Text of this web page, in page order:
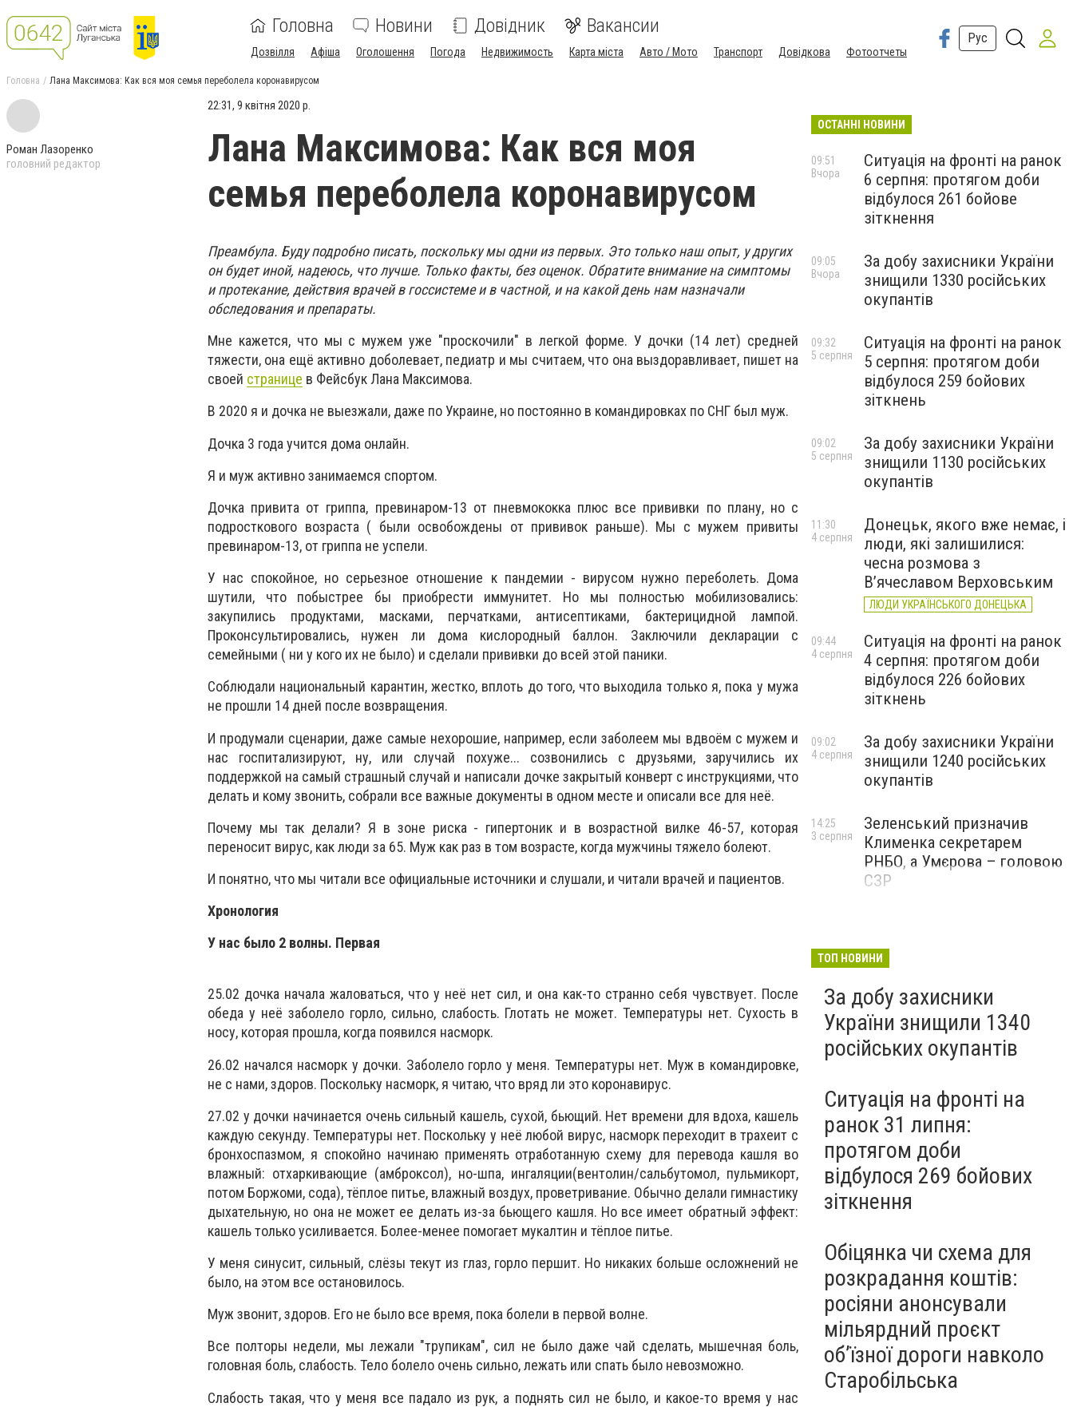
Головна Новини Довідник Вакансии
Дозвілля Афіша Оголошення Погода Недвижимость Карта міста Авто / Мото Транспорт Довідкова Фотоотчеты
Рус
Головна Лана Максимова: Как вся моя семья переболела коронавирусом
Роман Лазоренко
головний редактор
22:31, 9 квітня 2020 р.
Лана Максимова: Как вся моя
семья переболела коронавирусом
Преамбула. Буду подробно писать, поскольку мы одни из первых. Это только наш опыт, у других
он будет иной, надеюсь, что лучше. Только факты, без оценок. Обратите внимание на симптомы
и протекание, действия врачей в госсистеме и в частной, и на какой день нам назначали
обследования и препараты.
Мне кажется, что мы с мужем уже "проскочили" в легкой форме. У дочки (14 лет) средней
тяжести, она ещё активно доболевает, педиатр и мы считаем, что она выздоравливает, пишет на
своей странице в Фейсбук Лана Максимова.
В 2020 я и дочка не выезжали, даже по Украине, но постоянно в командировках по СНГ был муж.
Дочка 3 года учится дома онлайн.
Я и муж активно занимаемся спортом.
Дочка привита от гриппа, превинаром-13 от пневмококка плюс все прививки по плану, но с
подросткового возраста ( были освобождены от прививок раньше). Мы с мужем привиты
превинаром-13, от гриппа не успели.
У нас спокойное, но серьезное отношение к пандемии - вирусом нужно переболеть. Дома
шутили, что побыстрее бы приобрести иммунитет. Но мы полностью мобилизовались:
закупились продуктами, масками, перчатками, антисептиками, бактерицидной лампой.
Проконсультировались, нужен ли дома кислородный баллон. Заключили декларации с
семейными ( ни у кого их не было) и сделали прививки до всей этой паники.
Соблюдали национальный карантин, жестко, вплоть до того, что выходила только я, пока у мужа
не прошли 14 дней после возвращения.
И продумали сценарии, даже самые нехорошие, например, если заболеем мы вдвоём с мужем и
нас госпитализируют, ну, или случай похуже... созвонились с друзьями, заручились их
поддержкой на самый страшный случай и написали дочке закрытый конверт с инструкциями, что
делать и кому звонить, собрали все важные документы в одном месте и описали все для неё.
Почему мы так делали? Я в зоне риска - гипертоник и в возрастной вилке 46-57, которая
переносит вирус, как люди за 65. Муж как раз в том возрасте, когда мужчины тяжело болеют.
И понятно, что мы читали все официальные источники и слушали, и читали врачей и пациентов.
Хронология
У нас было 2 волны. Первая
25.02 дочка начала жаловаться, что у неё нет сил, и она как-то странно себя чувствует. После
обеда у неё заболело горло, сильно, слабость. Глотать не может. Температуры нет. Сухость в
носу, которая прошла, когда появился насморк.
26.02 начался насморк у дочки. Заболело горло у меня. Температуры нет. Муж в командировке,
не с нами, здоров. Поскольку насморк, я читаю, что вряд ли это коронавирус.
27.02 у дочки начинается очень сильный кашель, сухой, бьющий. Нет времени для вдоха, кашель
каждую секунду. Температуры нет. Поскольку у неё любой вирус, насморк переходит в трахеит с
бронхоспазмом, я спокойно начинаю применять отработанную схему для перевода кашля во
влажный: отхаркивающие (амброксол), но-шпа, ингаляции(вентолин/сальбутомол, пульмикорт,
потом Боржоми, сода), тёплое питье, влажный воздух, проветривание. Обычно делали гимнастику
дыхательную, но она не может ее делать из-за бьющего кашля. Но все имеет обратный эффект:
кашель только усиливается. Более-менее помогает мукалтин и тёплое питье.
У меня синусит, сильный, слёзы текут из глаз, горло першит. Но никаких больше осложнений не
было, на этом все остановилось.
Муж звонит, здоров. Его не было все время, пока болели в первой волне.
Все полторы недели, мы лежали "трупикам", сил не было даже чай сделать, мышечная боль,
головная боль, слабость. Тело болело очень сильно, лежать или спать было невозможно.
Слабость такая, что у меня все падало из рук, а поднять сил не было, и какое-то время у нас
ОСТАННІ НОВИНИ
Ситуація на фронті на ранок
6 серпня: протягом доби
відбулося 261 бойове
зіткнення
09:51
Вчора
За добу захисники України
знищили 1330 російських
окупантів
09:05
Вчора
Ситуація на фронті на ранок
5 серпня: протягом доби
відбулося 259 бойових
зіткнень
09:32
5 серпня
За добу захисники України
знищили 1130 російських
окупантів
09:02
5 серпня
Донецьк, якого вже немає, і
люди, які залишилися:
чесна розмова з
В’ячеславом Верховським
ЛЮДИ УКРАЇНСЬКОГО ДОНЕЦЬКА
11:30
4 серпня
Ситуація на фронті на ранок
4 серпня: протягом доби
відбулося 226 бойових
зіткнень
09:44
4 серпня
За добу захисники України
знищили 1240 російських
окупантів
09:02
4 серпня
Зеленський призначив
Клименка секретарем
РНБО, а Умєрова – головою
СЗР
14:25
3 серпня
ТОП НОВИНИ
За добу захисники
України знищили 1340
російських окупантів
Ситуація на фронті на
ранок 31 липня:
протягом доби
відбулося 269 бойових
зіткнення
Обіцянка чи схема для
розкрадання коштів:
росіяни анонсували
мільярдний проєкт
об’їзної дороги навколо
Старобільська